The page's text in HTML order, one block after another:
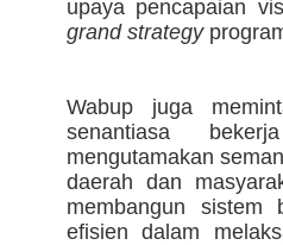
upaya pencapaian
grand strategy
Wabup juga
senantiasa
mengutamakan
daerah dan
membangun
efisien dalam